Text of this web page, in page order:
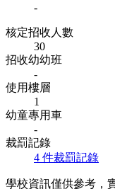
-
核定招收人數
30
招收幼幼班
-
使用樓層
1
幼童專用車
-
裁罰記錄
4 件裁罰記錄
學校資訊僅供參考，